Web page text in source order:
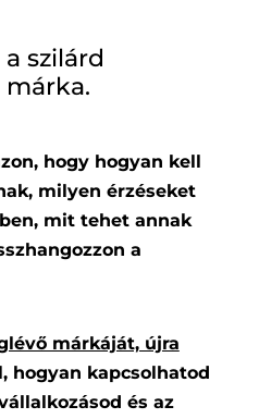
szilárd
hogy hogyan kell
milyen érzéseket
mit tehet annak
a
márkáját, újra
hogyan kapcsolhatod
és az